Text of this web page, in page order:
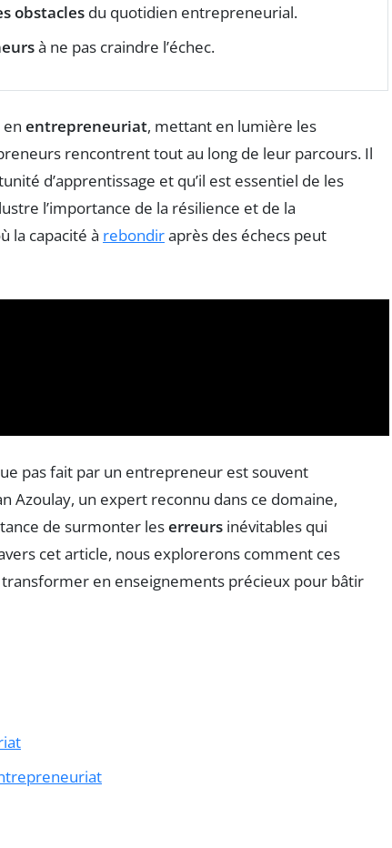
obstacles du quotidien entrepreneurial.
à ne pas craindre l’échec.
entrepreneuriat, mettant en lumière les
rencontrent tout au long de leur parcours. Il
d’apprentissage et qu’il est essentiel de les
l’importance de la résilience et de la
la capacité à rebondiraprès des échecs peut
pas fait par un entrepreneur est souvent
Azoulay, un expert reconnu dans ce domaine,
de surmonter leserreurs inévitables qui
cet article, nous explorerons comment ces
en enseignements précieux pour bâtir